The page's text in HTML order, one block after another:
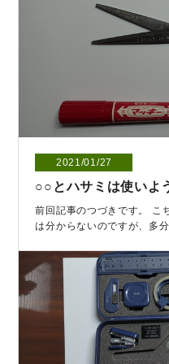
2021/01/27
○○とハサミは使いよ
前回記事のつづきです。 こ
は分からないのですが、多